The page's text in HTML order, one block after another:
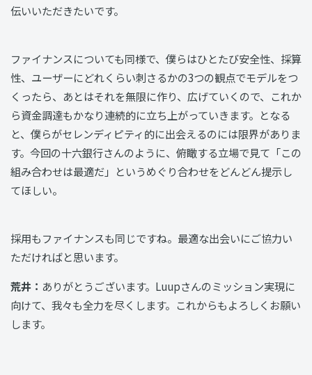
伝いいただきたいです。
ファイナンスについても同様で、僕らはひとたび安全性、採算
性、ユーザーにどれくらい刺さるかの3つの観点でモデルをつ
くったら、あとはそれを無限に作り、広げていくので、これか
ら資金調達もかなり連続的に立ち上がっていきます。となる
と、僕らがセレンディピティ的に出会えるのには限界がありま
す。今回の十六銀行さんのように、俯瞰する立場で見て「この
組み合わせは最適だ」というめぐり合わせをどんどん提示し
てほしい。
採用もファイナンスも同じですね。最適な出会いにご協力い
ただければと思います。
荒井： ありがとうございます。Luupさんのミッション実現に
向けて、我々も全力を尽くします。これからもよろしくお願い
します。